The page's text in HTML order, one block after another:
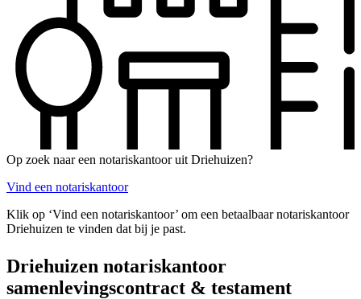
Op zoek naar een notariskantoor uit Driehuizen?
Vind een notariskantoor
Klik op ‘Vind een notariskantoor’ om een betaalbaar notariskantoor
Driehuizen te vinden dat bij je past.
Driehuizen notariskantoor
samenlevingscontract & testament